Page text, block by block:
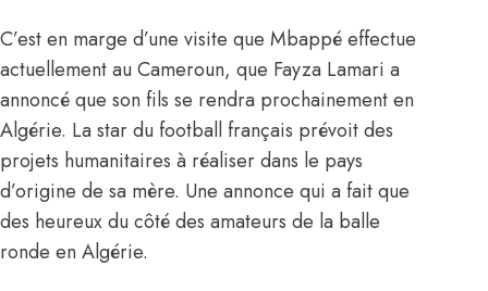
C’est en marge d’une visite que Mbappé effectue
actuellement au Cameroun, que Fayza Lamari a
annoncé que son fils se rendra prochainement en
Algérie. La star du football français prévoit des
projets humanitaires à réaliser dans le pays
d’origine de sa mère. Une annonce qui a fait que
des heureux du côté des amateurs de la balle
ronde en Algérie.